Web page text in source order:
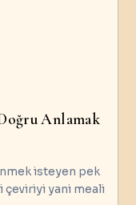
Anlamak
isteyen pek
çeviriyi yani meali